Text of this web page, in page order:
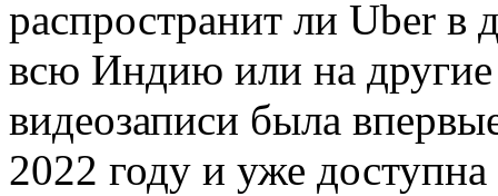
распространит ли Uber
всю Индию или на
видеозаписи была
2022 году и уже